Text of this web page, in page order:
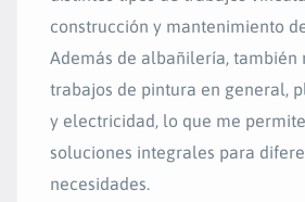
construcción y mantenimiento
Además de albañilería, también
trabajos de pintura en general,
y electricidad, lo que me
soluciones integrales para
necesidades.